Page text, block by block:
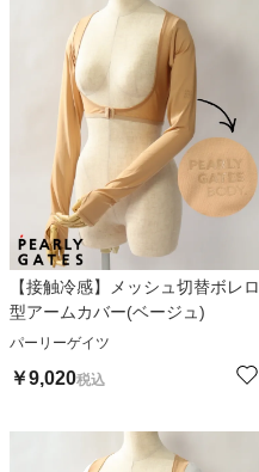
【接触冷感】メッシュ切替ボレロ
型アームカバー(ベージュ)
パーリーゲイツ
￥9,020税込